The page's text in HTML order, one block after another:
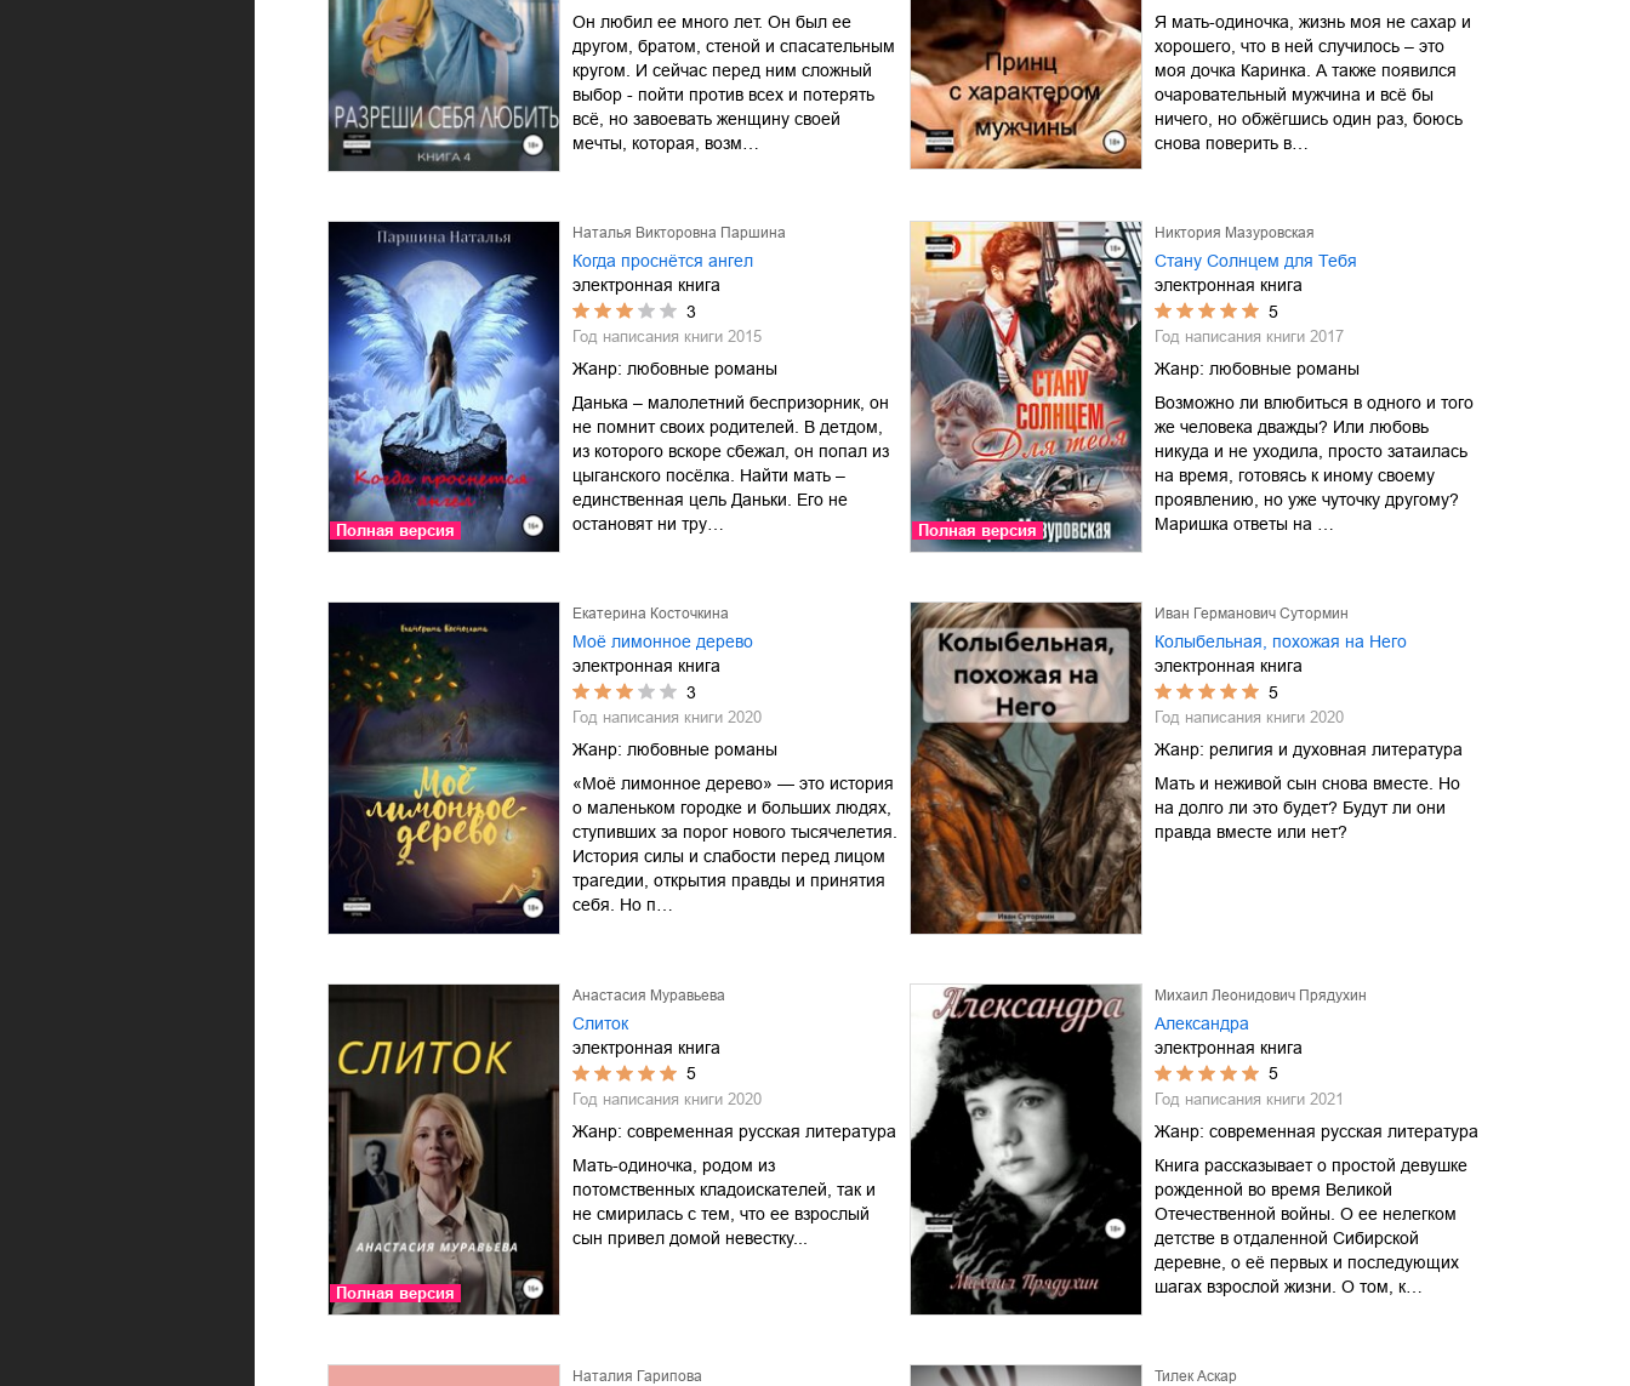
Он любил ее много лет. Он был ее
другом, братом, стеной и спасательным
кругом. И сейчас перед ним сложный
выбор - пойти против всех и потерять
всё, но завоевать женщину своей
мечты, которая, возм…
Я мать-одиночка, жизнь моя не сахар и
хорошего, что в ней случилось – это
моя дочка Каринка. А также появился
очаровательный мужчина и всё бы
ничего, но обжёгшись один раз, боюсь
снова поверить в…
Полная версия
Наталья Викторовна Паршина
Когда проснётся ангел
электронная книга
3
Год написания книги 2015
Жанр: любовные романы
Данька – малолетний беспризорник, он
не помнит своих родителей. В детдом,
из которого вскоре сбежал, он попал из
цыганского посёлка. Найти мать –
единственная цель Даньки. Его не
остановят ни тру…
Полная версия
Никтория Мазуровская
Стану Солнцем для Тебя
электронная книга
5
Год написания книги 2017
Жанр: любовные романы
Возможно ли влюбиться в одного и того
же человека дважды? Или любовь
никуда и не уходила, просто затаилась
на время, готовясь к иному своему
проявлению, но уже чуточку другому?
Маришка ответы на …
Екатерина Косточкина
Моё лимонное дерево
электронная книга
3
Год написания книги 2020
Жанр: любовные романы
«Моё лимонное дерево» — это история
о маленьком городке и больших людях,
ступивших за порог нового тысячелетия.
История силы и слабости перед лицом
трагедии, открытия правды и принятия
себя. Но п…
Иван Германович Сутормин
Колыбельная, похожая на Него
электронная книга
5
Год написания книги 2020
Жанр: религия и духовная литература
Мать и неживой сын снова вместе. Но
на долго ли это будет? Будут ли они
правда вместе или нет?
Полная версия
Анастасия Муравьева
Слиток
электронная книга
5
Год написания книги 2020
Жанр: современная русская литература
Мать-одиночка, родом из
потомственных кладоискателей, так и
не смирилась с тем, что ее взрослый
сын привел домой невестку...
Михаил Леонидович Прядухин
Александра
электронная книга
5
Год написания книги 2021
Жанр: современная русская литература
Книга рассказывает о простой девушке
рожденной во время Великой
Отечественной войны. О ее нелегком
детстве в отдаленной Сибирской
деревне, о её первых и последующих
шагах взрослой жизни. О том, к…
Наталия Гарипова Тилек Аскар